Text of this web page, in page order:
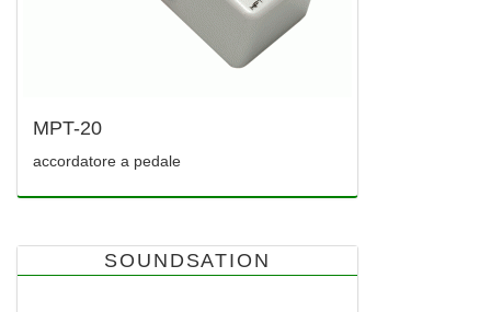
MPT-20
accordatore a pedale
SOUNDSATION